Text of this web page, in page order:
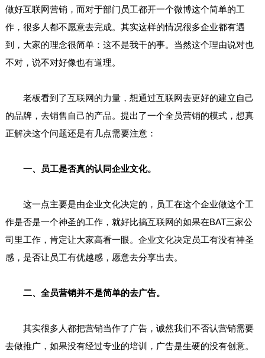
做好互联网营销，而对于部门员工都开一个微博这个简单的工
作，很多人都不愿意去完成。其实这样的情况很多企业都有遇
到，大家的理念很简单：这不是我干的事。当然这个理由说对也
不对，说不对好像也有道理。
老板看到了互联网的力量，想通过互联网去更好的建立自己
的品牌，去销售自己的产品。提出了一个全员营销的模式，想真
正解决这个问题还是有几点需要注意：
一、员工是否真的认同企业文化。
这一点主要是由企业文化决定的，员工在这个企业做这个工
作是否是一个神圣的工作，就好比搞互联网的如果在BAT三家公
司里工作，肯定让大家高看一眼。企业文化决定员工有没有神圣
感，是否让员工有优越感，愿意去分享出去。
二、全员营销并不是简单的去广告。
其实很多人都把营销当作了广告，诚然我们不否认营销需要
去做推广，如果没有经过专业的培训，广告是生硬的没有创意。